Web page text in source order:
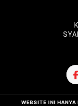
WEBSITE INI HANYA